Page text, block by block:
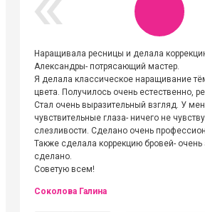
Наращивала ресницы и делала
Александры- потрясающий мастер.
Я делала классическое наращивание
цвета. Получилось очень естественно,
Стал очень выразительный взгляд. У
чувствительные глаза- ничего не
слезливости. Сделано очень
Также сделала коррекцию бровей- очень
сделано.
Советую всем!
Соколова Галина